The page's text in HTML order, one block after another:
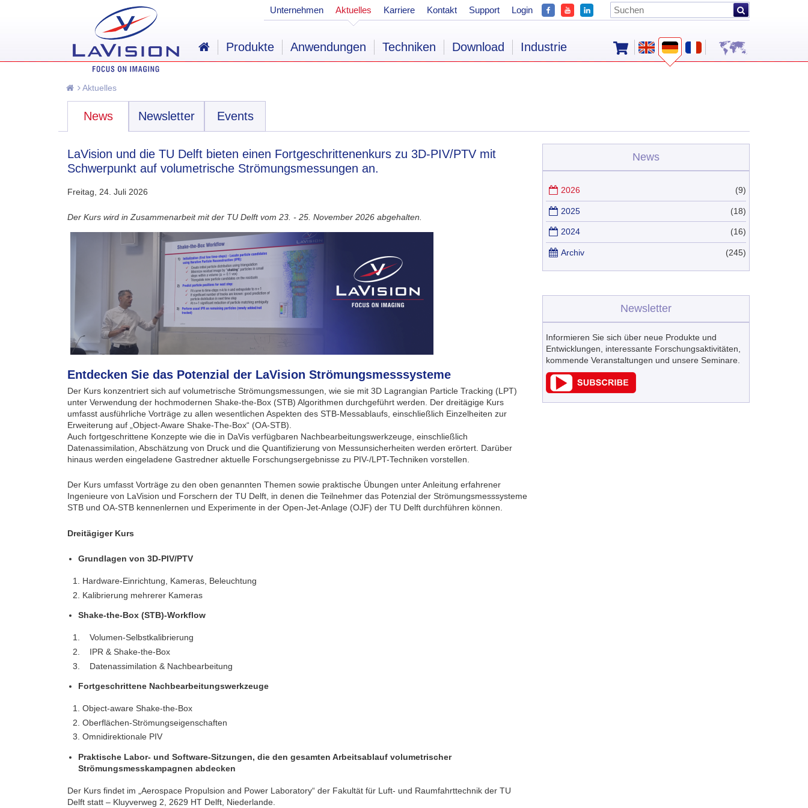
Aktuelles
News Newsletter Events
LaVision und die TU Delft bieten einen Fortgeschrittenenkurs zu 3D-PIV/PTV mit
Schwerpunkt auf volumetrische Strömungsmessungen an.
Freitag, 24. Juli 2026
Der Kurs wird in Zusammenarbeit mit der TU Delft vom 23. - 25. November 2026 abgehalten.
Entdecken Sie das Potenzial der LaVision Strömungsmesssysteme
Der Kurs konzentriert sich auf volumetrische Strömungsmessungen, wie sie mit 3D Lagrangian Particle Tracking (LPT)
unter Verwendung der hochmodernen Shake-the-Box (STB) Algorithmen durchgeführt werden. Der dreitägige Kurs
umfasst ausführliche Vorträge zu allen wesentlichen Aspekten des STB-Messablaufs, einschließlich Einzelheiten zur
Erweiterung auf „Object-Aware Shake-The-Box“ (OA-STB).
Auch fortgeschrittene Konzepte wie die in DaVis verfügbaren Nachbearbeitungswerkzeuge, einschließlich
Datenassimilation, Abschätzung von Druck und die Quantifizierung von Messunsicherheiten werden erörtert. Darüber
hinaus werden eingeladene Gastredner aktuelle Forschungsergebnisse zu PIV-/LPT-Techniken vorstellen.
Der Kurs umfasst Vorträge zu den oben genannten Themen sowie praktische Übungen unter Anleitung erfahrener
Ingenieure von LaVision und Forschern der TU Delft, in denen die Teilnehmer das Potenzial der Strömungsmesssysteme
STB und OA-STB kennenlernen und Experimente in der Open-Jet-Anlage (OJF) der TU Delft durchführen können.
Dreitägiger Kurs
Grundlagen von 3D-PIV/PTV
Hardware-Einrichtung, Kameras, Beleuchtung
Kalibrierung mehrerer Kameras
Shake-the-Box (STB)-Workflow
Volumen-Selbstkalibrierung
IPR & Shake-the-Box
Datenassimilation & Nachbearbeitung
Fortgeschrittene Nachbearbeitungswerkzeuge
Object-aware Shake-the-Box
Oberflächen-Strömungseigenschaften
Omnidirektionale PIV
Praktische Labor- und Software-Sitzungen, die den gesamten Arbeitsablauf volumetrischer
Strömungsmesskampagnen abdecken
Der Kurs findet im „Aerospace Propulsion and Power Laboratory“ der Fakultät für Luft- und Raumfahrttechnik der TU
Delft statt – Kluyverweg 2, 2629 HT Delft, Niederlande.
News
(9)
2026
(18)
2025
(16)
2024
(245)
Archiv
Newsletter
Informieren Sie sich über neue Produkte und
Entwicklungen, interessante Forschungsaktivitäten,
kommende Veranstaltungen und unsere Seminare.
Unternehmen Aktuelles Karriere Kontakt Support Login
Produkte Anwendungen Techniken Download Industrie